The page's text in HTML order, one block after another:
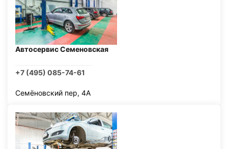
Автосервис Семеновская
+7 (495) 085-74-61
Семёновский пер, 4А